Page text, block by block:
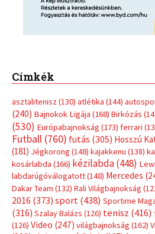
Címkék
asztalitenisz (130) atlétika (144)
(240) Bajnokok Ligája (168) Birkózás
(530) Európabajnokság (173) ferrari
Futball (760) futás (305) Hosszú
(181) Jégkorong (148) kajakkenu (138)
kosárlabda (166) kézilabda(448)
labdarúgóválogatott(148) Mercedes
Dakar Team (132) Rali Világbajnokság
2016 (373) sport(438) Sportime
(316) Szalay Balázs (126) tenisz (416)
(126) Video (247) világbajnokság (162)